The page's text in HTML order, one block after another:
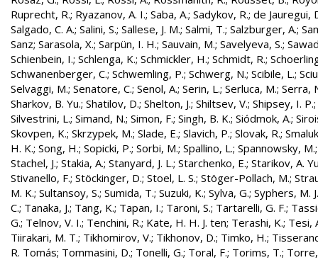
Ruprecht, R.; Ryazanov, A. I.; Saba, A.; Sadykov, R.; de Jauregui,
Salgado, C. A.; Salini, S.; Sallese, J. M.; Salmi, T.; Salzburger, A.;
Sanz; Sarasola, X.; Sarpün, I. H.; Sauvain, M.; Savelyeva, S.;
Schienbein, I.; Schlenga, K.; Schmickler, H.; Schmidt, R.;
Schwanenberger, C.; Schwemling, P.; Schwerg, N.; Scibile, L.;
Selvaggi, M.; Senatore, C.; Senol, A.; Serin, L.; Serluca, M.; Serra,
Sharkov, B. Yu.; Shatilov, D.; Shelton, J.; Shiltsev, V.; Shipsey, I. P.;
Silvestrini, L.; Simand, N.; Simon, F.; Singh, B. K.; Siódmok, A.;
Skovpen, K.; Skrzypek, M.; Slade, E.; Slavich, P.; Slovak, R.;
H. K.; Song, H.; Sopicki, P.; Sorbi, M.; Spallino, L.; Spannowsky, M.
Stachel, J.; Stakia, A.; Stanyard, J. L.; Starchenko, E.; Starikov, A.
Stivanello, F.; Stöckinger, D.; Stoel, L. S.; Stöger-Pollach, M.;
M. K.; Sultansoy, S.; Sumida, T.; Suzuki, K.; Sylva, G.; Syphers, M. J.
C.; Tanaka, J.; Tang, K.; Tapan, I.; Taroni, S.; Tartarelli, G. F.;
G.; Telnov, V. I.; Tenchini, R.; Kate, H. H. J. ten; Terashi, K.; Tesi,
Tiirakari, M. T.; Tikhomirov, V.; Tikhonov, D.; Timko, H.;
R. Tomás; Tommasini, D.; Tonelli, G.; Toral, F.; Torims, T.;